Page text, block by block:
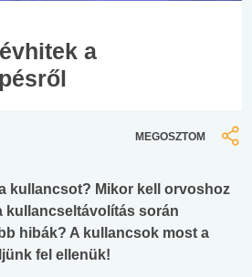
a
MEGOSZTOM
kullancsot? Mikor kell orvoshoz
kullancseltávolítás során
hibák? A kullancsok most a
fel ellenük!